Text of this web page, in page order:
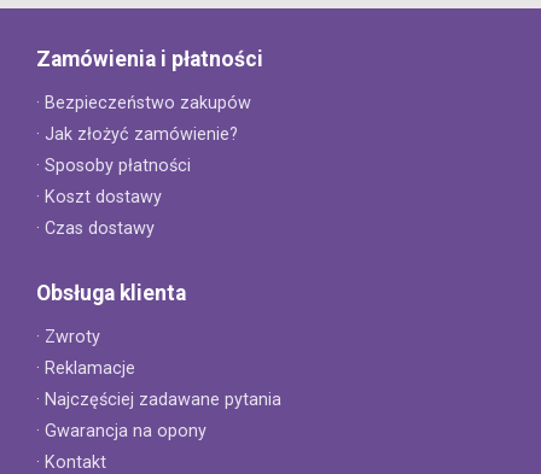
Zamówienia i płatności
· Bezpieczeństwo zakupów
· Jak złożyć zamówienie?
· Sposoby płatności
· Koszt dostawy
· Czas dostawy
Obsługa klienta
· Zwroty
· Reklamacje
· Najczęściej zadawane pytania
· Gwarancja na opony
· Kontakt